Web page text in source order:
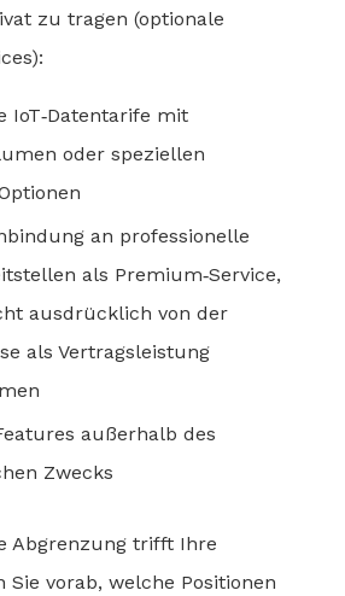
zu tragen (optionale
IoT‑Datentarife mit
oder speziellen
an professionelle
als Premium‑Service,
ausdrücklich von der
als Vertragsleistung
außerhalb des
Zwecks
Abgrenzung trifft Ihre
Sie vorab, welche Positionen